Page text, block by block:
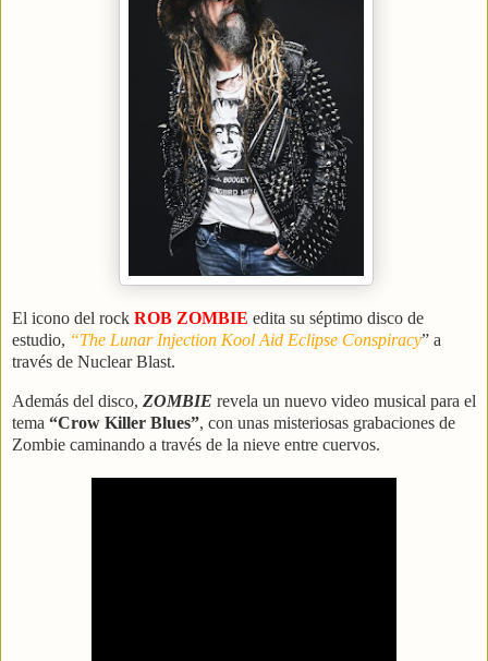
El icono del rock ROB ZOMBIE edita su séptimo disco de
estudio, “The Lunar Injection Kool Aid Eclipse Conspiracy” a
través de Nuclear Blast.
Además del disco, ZOMBIE revela un nuevo video musical para el
tema “Crow Killer Blues”, con unas misteriosas grabaciones de
Zombie caminando a través de la nieve entre cuervos.